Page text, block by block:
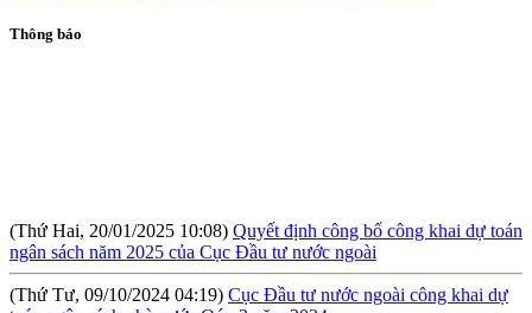
Thông báo
ngân sách năm 2025 của Cục Đầu tư nước ngoài
(Thứ Tư, 09/10/2024 04:19)Cục Đầu tư nước ngoài công khai dự
toán ngân sách nhà nước Qúy 3 năm 2024